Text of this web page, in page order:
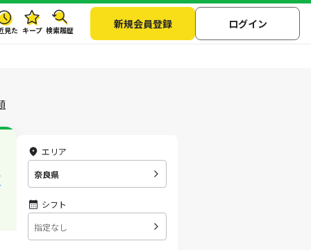
見た キープ 検索履歴 新規会員登録 ログイン
エリア
奈良県
シフト
指定なし